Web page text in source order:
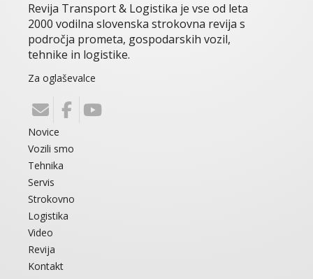
Revija Transport & Logistika je vse od leta
2000 vodilna slovenska strokovna revija s
področja prometa, gospodarskih vozil,
tehnike in logistike.
Za oglaševalce
Novice
Vozili smo
Tehnika
Servis
Strokovno
Logistika
Video
Revija
Kontakt